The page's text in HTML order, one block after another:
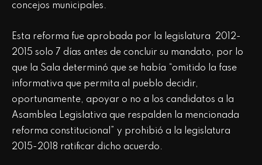
concejos municipales.
Esta reforma fue aprobada por la legislatura 2012-
2015 solo 7 días antes de concluir su mandato, por lo
que la Sala determinó que se había “omitido la fase
informativa que permita al pueblo decidir,
oportunamente, apoyar o no a los candidatos a la
Asamblea Legislativa que respalden la mencionada
reforma constitucional” y prohibió a la legislatura
2015-2018 ratificar dicho acuerdo.